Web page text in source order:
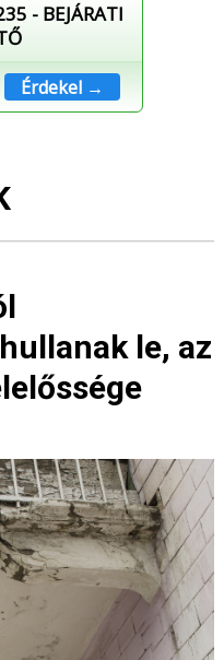
- BEJÁRATI
Érdekel →
le, az